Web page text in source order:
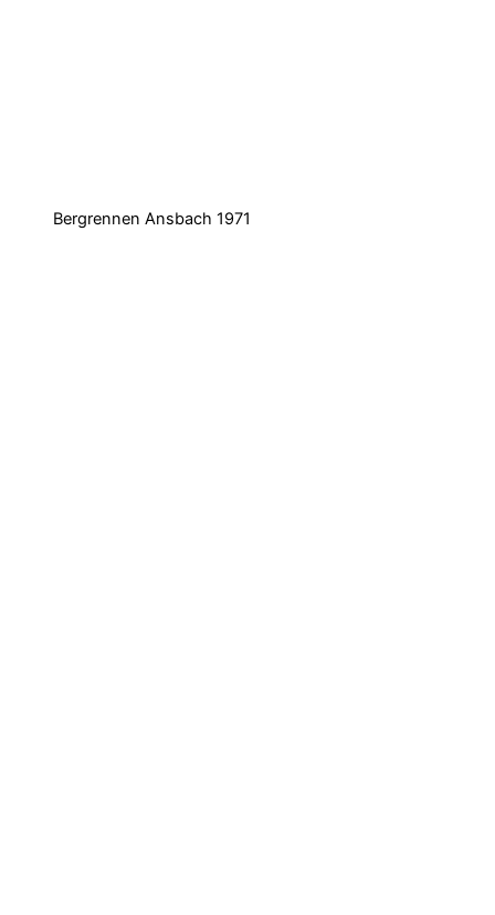
Bergrennen Ansbach 1971